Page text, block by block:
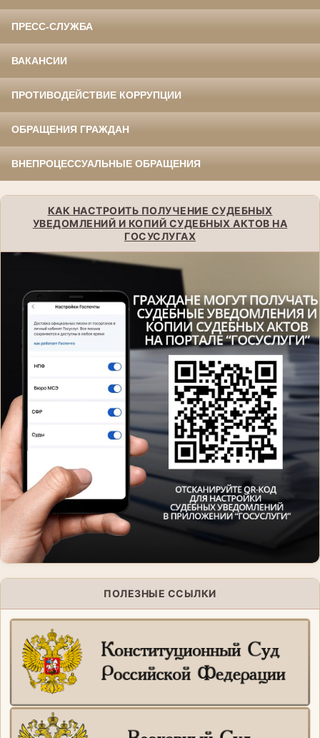
ПРЕСС-СЛУЖБА
ВАКАНСИИ
ПРОТИВОДЕЙСТВИЕ КОРРУПЦИИ
ОБРАЩЕНИЯ ГРАЖДАН
ВНЕПРОЦЕССУАЛЬНЫЕ ОБРАЩЕНИЯ
КАК НАСТРОИТЬ ПОЛУЧЕНИЕ СУДЕБНЫХ
УВЕДОМЛЕНИЙ И КОПИЙ СУДЕБНЫХ АКТОВ НА
ГОСУСЛУГАХ
ПОЛЕЗНЫЕ ССЫЛКИ